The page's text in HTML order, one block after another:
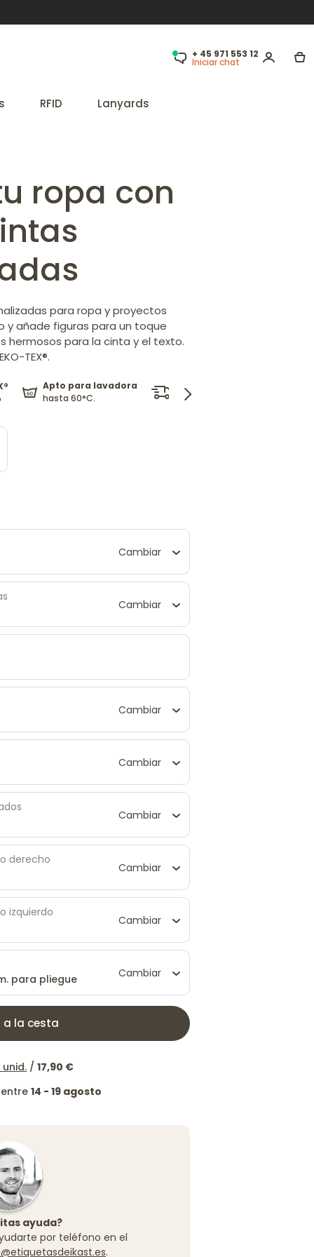
+ 45 971 553 12
Iniciar chat
RFID Lanyards
ropa con
para ropa y proyectos
y añade figuras para un toque
hermosos para la cinta y el texto.
TEX®.
Apto para lavadora
hasta 60°C.
Entrega gratuita
en pedidos superiores a 29 €
Cambiar
Cambiar
Cambiar
Cambiar
Cambiar
derecho
Cambiar
izquierdo
Cambiar
para pliegue
Cambiar
a la cesta
unid. / 17,90 €
14 - 19 agosto
ayuda?
por teléfono en el
.